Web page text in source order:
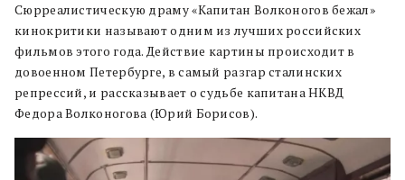
Сюрреалистическую драму «Капитан Волконогов бежал»
кинокритики называют одним из лучших российских
фильмов этого года. Действие картины происходит в
довоенном Петербурге, в самый разгар сталинских
репрессий, и рассказывает о судьбе капитана НКВД
Федора Волконогова (Юрий Борисов).